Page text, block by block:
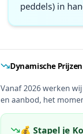
peddels) in
Dynamische Prijzen
Vanaf 2026 werken
en aanbod, het
💰 Stapel je